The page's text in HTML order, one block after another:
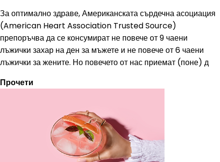
За оптимално здраве, Американската сърдечна асоциация
(American Heart Association Trusted Source)
препоръчва да се консумират не повече от 9 чаени
лъжички захар на ден за мъжете и не повече от 6 чаени
лъжички за жените. Но повечето от нас приемат (поне) д
Прочети